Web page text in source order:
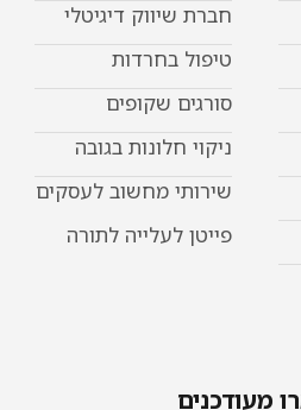
חברת שיווק דיגיטלי
טיפול בחרדות
סורגים שקופים
ניקוי חלונות בגובה
שירותי מחשוב לעסקים
פייטן לעלייה לתורה
מעודכנים